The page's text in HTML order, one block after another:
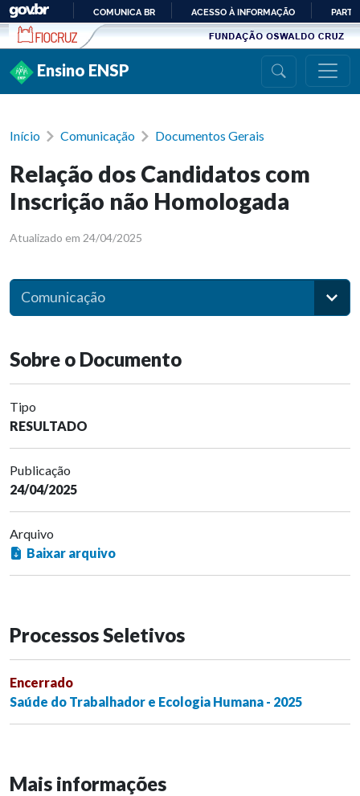
Ir para conteúdo
PARA
COMUNICA BR ACESSO À INFORMAÇÃO
Ensino ENSP
Início Comunicação Documentos Gerais
Relação dos Candidatos com
Inscrição não Homologada
Atualizado em 24/04/2025
Comunicação
Sobre o Documento
Tipo
RESULTADO
Publicação
24/04/2025
Arquivo
Baixar arquivo
Processos Seletivos
Encerrado
Saúde do Trabalhador e Ecologia Humana - 2025
Mais informações